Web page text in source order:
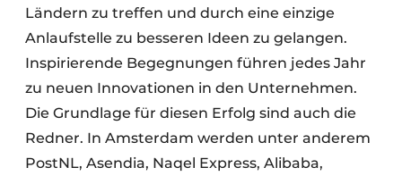
Ländern zu treffen und durch eine einzige
Anlaufstelle zu besseren Ideen zu gelangen.
Inspirierende Begegnungen führen jedes Jahr
zu neuen Innovationen in den Unternehmen.
Die Grundlage für diesen Erfolg sind auch die
Redner. In Amsterdam werden unter anderem
PostNL, Asendia, Naqel Express, Alibaba,